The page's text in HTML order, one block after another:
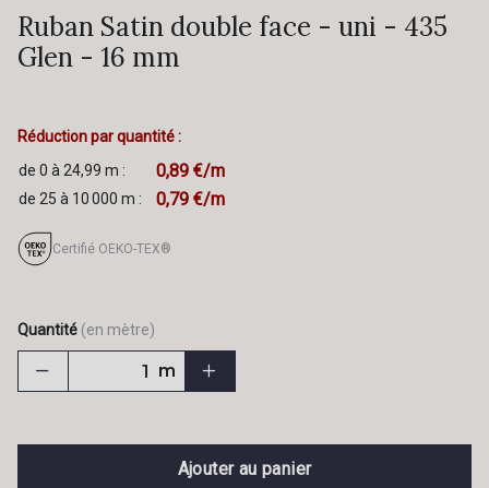
Ruban Satin double face - uni - 435
Glen - 16 mm
Réduction par quantité :
de 0 à 24,99 m :
0,89 €/m
de 25 à 10 000 m : 0,79 €/m
Certifié OEKO-TEX®
Quantité (en mètre)
m
Ajouter au panier